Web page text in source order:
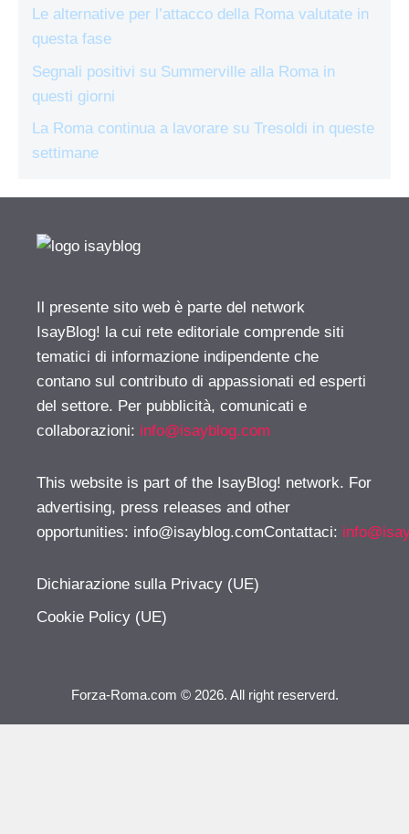
Le alternative per l’attacco della Roma valutate in
questa fase
Segnali positivi su Summerville alla Roma in
questi giorni
La Roma continua a lavorare su Tresoldi in queste
settimane
Il presente sito web è parte del network
IsayBlog! la cui rete editoriale comprende siti
tematici di informazione indipendente che
contano sul contributo di appassionati ed esperti
del settore. Per pubblicità, comunicati e
collaborazioni: info@isayblog.com
This website is part of the IsayBlog! network. For
advertising, press releases and other
opportunities: info@isayblog.comContattaci:
Dichiarazione sulla Privacy (UE)
Cookie Policy (UE)
Forza-Roma.com © 2026. All right reserverd.